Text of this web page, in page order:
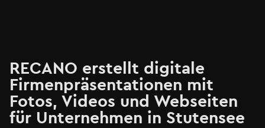
RECANO erstellt digitale
Firmenpräsentationen mit
Fotos, Videos und Webseiten
für Unternehmen in Stutensee⁠